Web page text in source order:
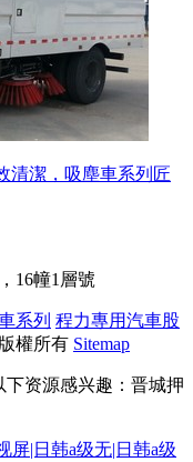
清潔，吸塵車系列匠
16幢1層號
系列 程力專用汽車股
版權所有 Sitemap
资源感兴趣：晋城押
屏|日韩a级无|日韩a级